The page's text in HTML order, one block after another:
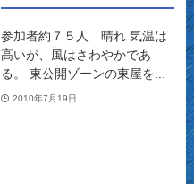
参加者約７５人 晴れ 気温は
高いが、風はさわやかであ
る。 東公開ゾーンの東屋を...
2010年7月19日